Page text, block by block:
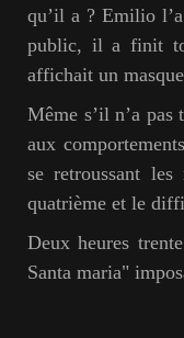
qu’il a ? Emilio
public, il a finit
affichait un
Même s’il n’a
aux
se retroussant
quatrième et le
Deux heures
Santa maria"